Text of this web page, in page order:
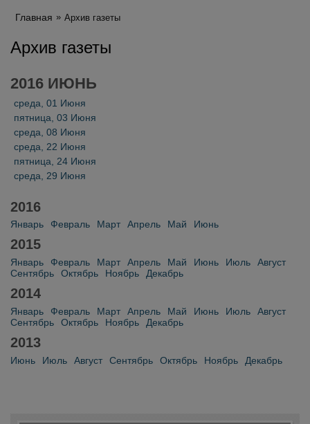
Главная Архив газеты
Архив газеты
2016 ИЮНЬ
среда, 01 Июня
пятница, 03 Июня
среда, 08 Июня
среда, 22 Июня
пятница, 24 Июня
среда, 29 Июня
2016
Январь Февраль Март Апрель Май Июнь
2015
Январь Февраль Март Апрель Май Июнь Июль
Август
Сентябрь
Октябрь Ноябрь Декабрь
2014
Январь Февраль Март Апрель Май Июнь Июль
Август
Сентябрь
Октябрь Ноябрь Декабрь
2013
Июнь Июль Август Сентябрь Октябрь Ноябрь Декабрь